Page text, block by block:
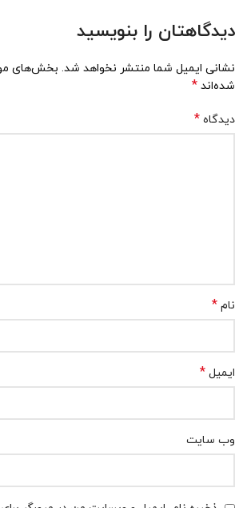
دیدگاهتان را بنویسید
نشانی ایمیل شما منتشر نخواهد شد. بخش‌های
شده‌اند *
دیدگاه *
نام *
ایمیل *
وب‌ سایت